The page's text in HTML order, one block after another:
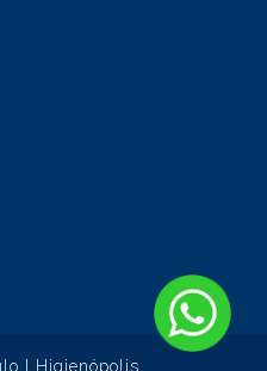
I Higienópolis